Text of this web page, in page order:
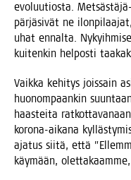
evo­luu­tios­ta.
pär­jä­si­vät ne
uhat ennal­ta.
kui­ten­kin hel­pos­ti
Vaik­ka kehi­tys jois­sain
huo­nom­paan­kin
haas­tei­ta
koro­na-aika­na
aja­tus sii­tä, että
käy­mään,